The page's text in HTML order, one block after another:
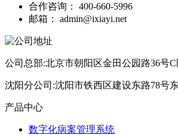
合作咨询： 400-660-5996
邮箱： admin@ixiayi.net
公司总部:北京市朝阳区金田公园路36号C
沈阳分公司:沈阳市铁西区建设东路78号
产品中心
数字化病案管理系统